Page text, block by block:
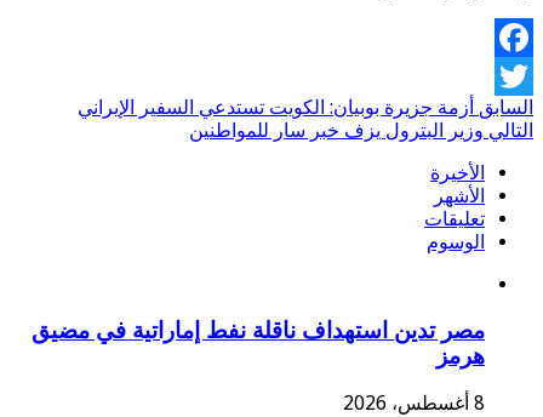
Facebook
Twitter
السابق أزمة جزيرة بوبيان: الكويت تستدعي السفير الإيراني
التالي وزير البترول يزف خبر سار للمواطنين
الأخيرة
الأشهر
تعليقات
الوسوم
مصر تدين استهداف ناقلة نفط إماراتية في مضيق
هرمز
8 أغسطس، 2026